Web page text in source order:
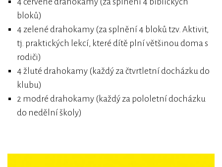
bloků)
4 zelené drahokamy (za splnění 4 bloků tzv. Aktivit,
tj. praktických lekcí, které dítě plní většinou doma s
rodiči)
4 žluté drahokamy (každý za čtvrtletní docházku do
klubu)
2 modré drahokamy (každý za pololetní docházku
do nedělní školy)